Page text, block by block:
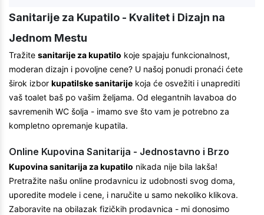
Sanitarije za Kupatilo - Kvalitet i Dizajn na
Jednom Mestu
Tražite sanitarije za kupatilo koje spajaju funkcionalnost,
moderan dizajn i povoljne cene? U našoj ponudi pronaći ćete
širok izbor kupatilske sanitarije koja će osvežiti i unaprediti
vaš toalet baš po vašim željama. Od elegantnih lavaboa do
savremenih WC šolja - imamo sve što vam je potrebno za
kompletno opremanje kupatila.
Online Kupovina Sanitarija - Jednostavno i Brzo
Kupovina sanitarija za kupatilo nikada nije bila lakša!
Pretražite našu online prodavnicu iz udobnosti svog doma,
uporedite modele i cene, i naručite u samo nekoliko klikova.
Zaboravite na obilazak fizičkih prodavnica - mi donosimo